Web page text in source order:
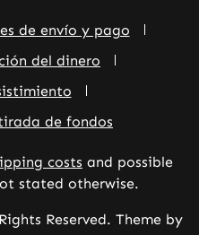
de envío y pago
del dinero
de fondos
costs and possible
stated otherwise.
Reserved. Theme by